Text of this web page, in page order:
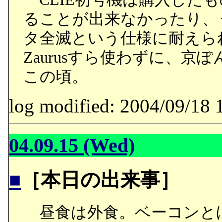
ることが出来なかったり
タ全滅という仕様に耐え
Zaurusすら使わずに、京
この頃。
log modified: 2004/09/18
04.09.15 (Wed)
■ ［本日の出来事］
昼食は外食。ベーコンと